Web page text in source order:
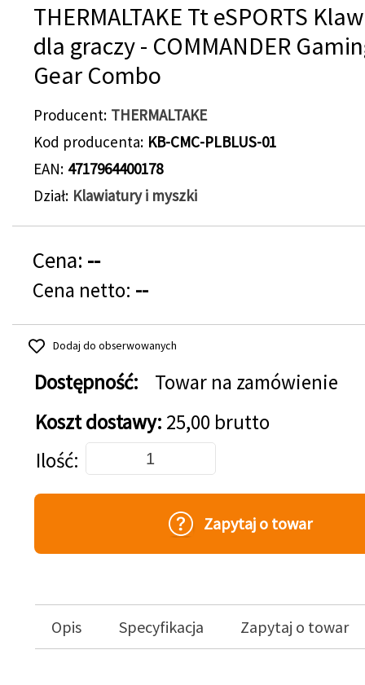
THERMALTAKE Tt eSPORTS
dla graczy - COMMANDER
Gear Combo
Producent THERMALTAKE
Kod producenta KB-CMC-PLBLUS-01
EAN 4717964400178
Dział Klawiatury i myszki
Cena: --
Cena netto: --
Dodaj do obserwowanych
Dostępność:
Towar na zamówienie
Koszt dostawy: 25,00 brutto
Dodaj do koszyka
Ilość
Zapytaj o towar
Opis Specyfikacja Zapytaj o towar